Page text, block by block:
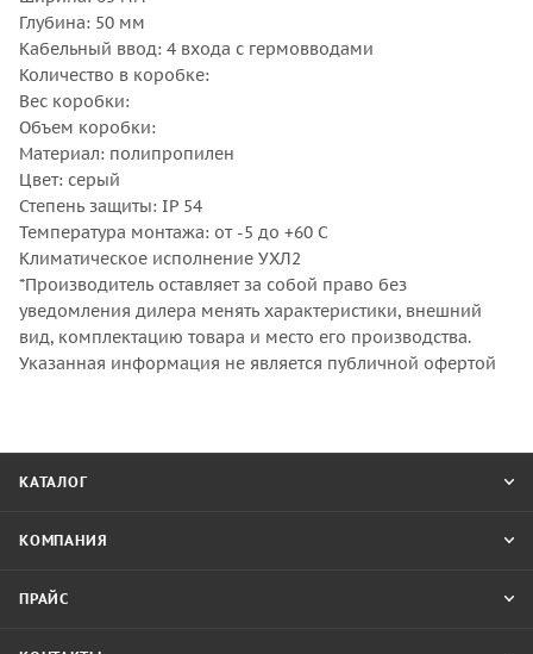
Глубина: 50 мм
Кабельный ввод: 4 входа с гермовводами
Количество в коробке:
Вес коробки:
Объем коробки:
Материал: полипропилен
Цвет: серый
Степень защиты: IP 54
Температура монтажа: от -5 до +60 С
Климатическое исполнение УХЛ2
*Производитель оставляет за собой право без
уведомления дилера менять характеристики, внешний
вид, комплектацию товара и место его производства.
Указанная информация не является публичной офертой
КАТАЛОГ
КОМПАНИЯ
ПРАЙС